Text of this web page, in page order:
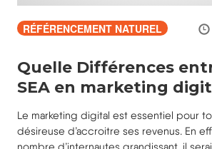
RÉFÉRENCEMENT NATUREL
Quelle Différences
SEA en marketing
Le marketing digital est essentiel pour
désireuse d’accroitre ses revenus. En